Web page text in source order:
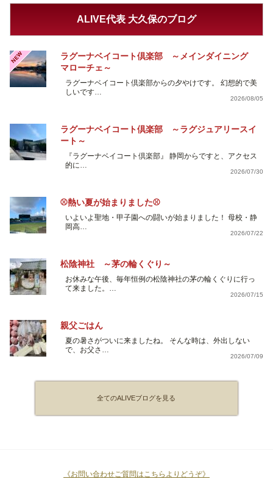
ALIVE代表 大久保のブログ
NEW
ラグーナベイコート倶楽部 ～メインダイニング
マローチェ～
ラグーナベイコート倶楽部からの夕やけです。 幻想的で美
しいです…
2026/08/05
ラグーナベイコート倶楽部 ～ラグジュアリースイ
ート～
『ラグーナベイコート倶楽部』 静岡からですと、アクセス
的に…
2026/07/30
⚾熱い夏が始まりました⚾
いよいよ聖地・甲子園への闘いが始まりました！ 母校・静
岡高…
2026/07/22
松陰神社 ～茅の輪くぐり～
お休みな午後、毎年恒例の松陰神社の茅の輪くぐりに行っ
て来ました。…
2026/07/15
親父ごはん
夏の暑さがついに来ましたね。 そんな時は、外出しない
で、お父さ…
2026/07/09
全てのALIVEブログを見る
《お問い合わせご質問はこちらよりどうぞ》